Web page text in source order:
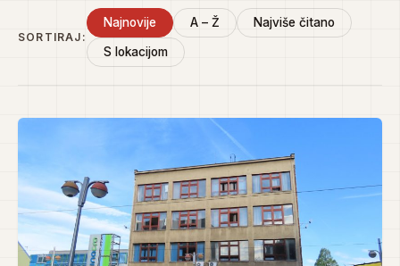
SORTIRAJ:
Najnovije A – Ž Najviše čitano
S lokacijom